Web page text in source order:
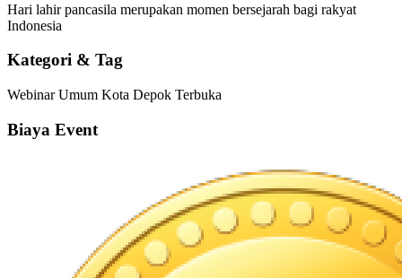
Hari lahir pancasila merupakan momen bersejarah bagi rakyat
Indonesia
Kategori & Tag
WebinarUmum Kota Depok Terbuka
Biaya Event